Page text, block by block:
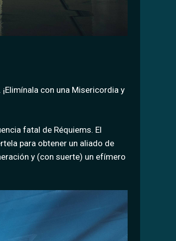
con una Misericordia y
fatal de Réquiems. El
para obtener un aliado de
y (con suerte) un efímero